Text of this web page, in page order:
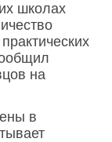
школах
на
в